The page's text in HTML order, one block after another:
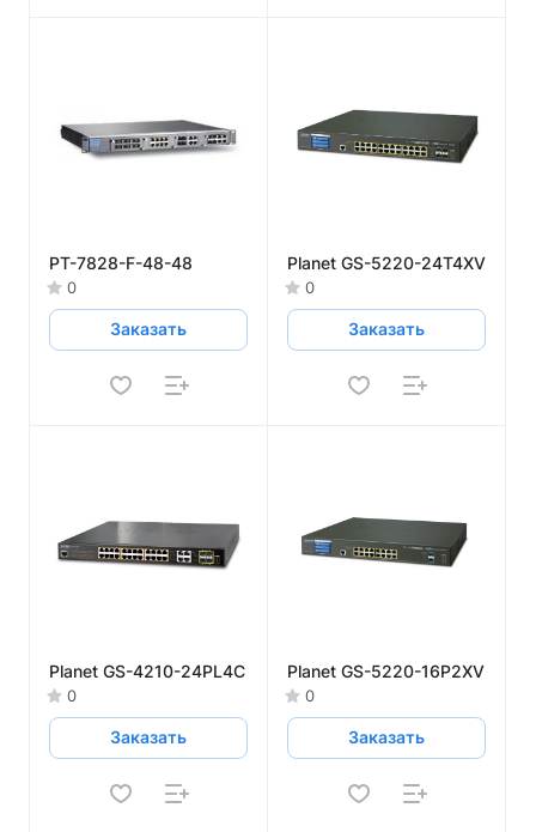
PT-7828-F-48-48
0
Заказать
Planet GS-5220-24T4XV
0
Заказать
Planet GS-4210-24PL4C
0
Заказать
Planet GS-5220-16P2XV
0
Заказать